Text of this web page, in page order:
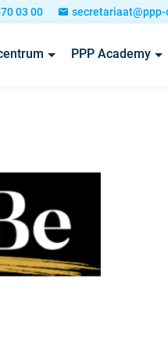
03 00 secretariaat@ppp-
PPP Academy